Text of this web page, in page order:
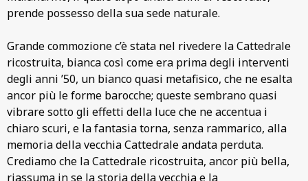
prende possesso della sua sede naturale.
Grande commozione c’è stata nel rivedere la Cattedrale
ricostruita, bianca così come era prima degli interventi
degli anni ’50, un bianco quasi metafisico, che ne esalta
ancor più le forme barocche; queste sembrano quasi
vibrare sotto gli effetti della luce che ne accentua i
chiaro scuri, e la fantasia torna, senza rammarico, alla
memoria della vecchia Cattedrale andata perduta.
Crediamo che la Cattedrale ricostruita, ancor più bella,
riassuma in se la storia della vecchia e la